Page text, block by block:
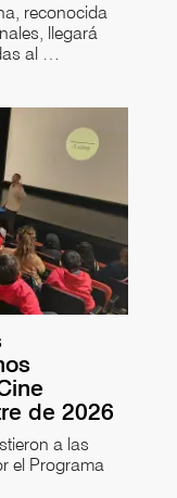
reconocida
llegará
al …
de 2026
a las
el Programa